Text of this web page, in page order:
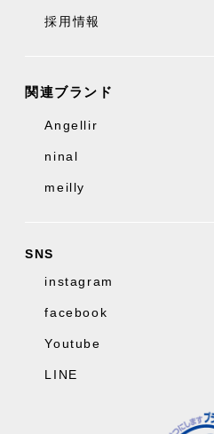
採用情報
関連ブランド
Angellir
ninal
meilly
SNS
instagram
facebook
Youtube
LINE